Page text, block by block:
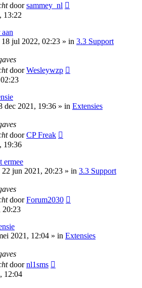
doorsammey_nl
13:22
18 jul 2022, 02:23 » in 3.3 Support
doorWesleywzp
dec 2021, 19:36 » in Extensies
doorCP Freak
19:36
ermee
22 jun 2021, 20:23 » in 3.3 Support
doorForum2030
20:23
2021, 12:04 » in Extensies
doornl1sms
12:04